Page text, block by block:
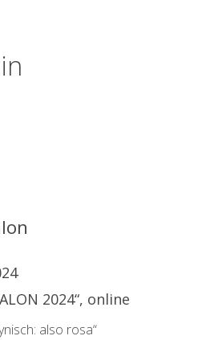
2024“, online
also rosa“